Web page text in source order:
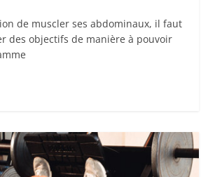
de muscler ses abdominaux, il faut
des objectifs de manière à pouvoir